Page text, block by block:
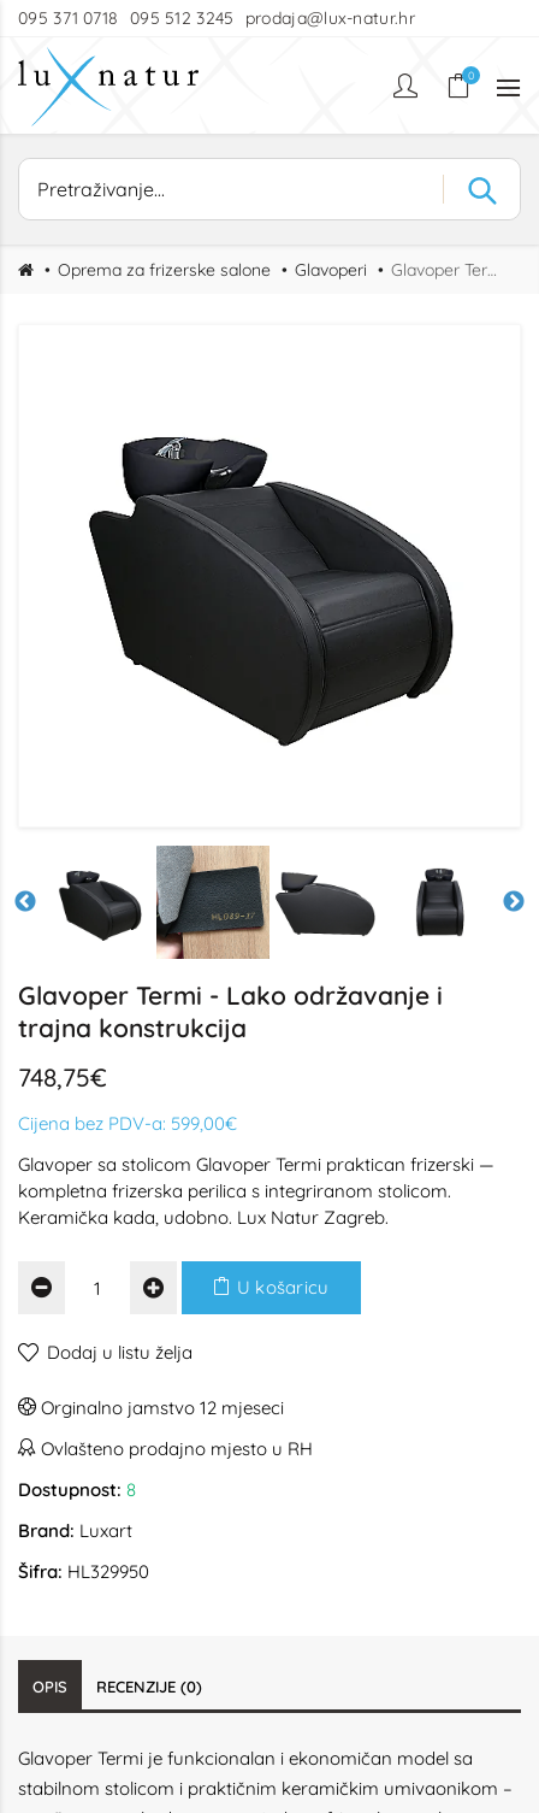
095 371 0718 095 512 3245 prodaja@lux-natur.hr
0
Oprema za frizerske salone Glavoperi Glavoper Termi praktican frizerski glavoper sa stolicom
Glavoper Termi - Lako održavanje i
trajna konstrukcija
748,75€
Cijena bez PDV-a: 599,00€
Glavoper sa stolicom Glavoper Termi praktican frizerski —
kompletna frizerska perilica s integriranom stolicom.
Keramička kada, udobno. Lux Natur Zagreb.
U košaricu
Dodaj u listu želja
Orginalno jamstvo 12 mjeseci
Ovlašteno prodajno mjesto u RH
Dostupnost: 8
Brand: Luxart
Šifra: HL329950
OPIS RECENZIJE (0)
Glavoper Termi je funkcionalan i ekonomičan model sa
stabilnom stolicom i praktičnim keramičkim umivaonikom –